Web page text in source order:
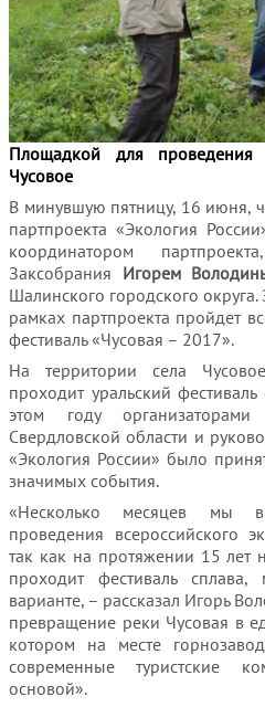
Площадкой для проведения
Чусовое
В минувшую пятницу, 16 июня,
партпроекта «Экология
координатором
Заксобрания Игорем
Шалинского городского
рамках партпроекта пройдет
фестиваль «Чусовая – 2017».
На территории села
проходит уральский
этом году организаторами
Свердловской области и
«Экология России» было
значимых события.
«Несколько месяцев мы
проведения всероссийского
так как на протяжении 15 лет
проходит фестиваль
варианте, – рассказал Игорь
превращение реки Чусовая в
котором на месте
современные туристские
основой».